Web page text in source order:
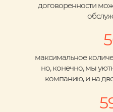
договоренности
максимальное
но, конечно, мы
компанию, и на